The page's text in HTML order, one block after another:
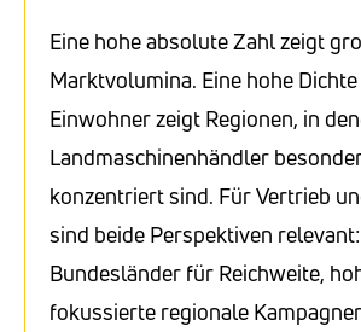
Eine hohe absolute Zahl zeigt
Marktvolumina. Eine hohe
Einwohner zeigt Regionen, in
Landmaschinenhändler
konzentriert sind. Für Vertrieb
sind beide Perspektiven
Bundesländer für Reichweite,
fokussierte regionale